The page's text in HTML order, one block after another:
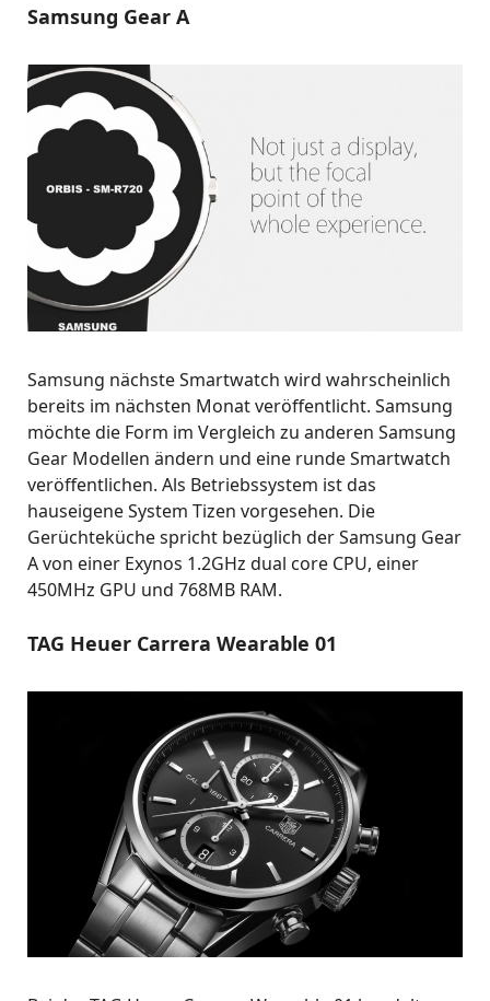
Samsung Gear A
Samsung nächste Smartwatch wird wahrscheinlich
bereits im nächsten Monat veröffentlicht. Samsung
möchte die Form im Vergleich zu anderen Samsung
Gear Modellen ändern und eine runde Smartwatch
veröffentlichen. Als Betriebssystem ist das
hauseigene System Tizen vorgesehen. Die
Gerüchteküche spricht bezüglich der Samsung Gear
A von einer Exynos 1.2GHz dual core CPU, einer
450MHz GPU und 768MB RAM.
TAG Heuer Carrera Wearable 01